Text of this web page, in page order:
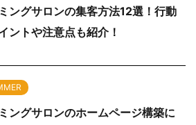
ングサロンの集客方法12選！行動
ントや注意点も紹介！
ングサロンのホームページ構築に